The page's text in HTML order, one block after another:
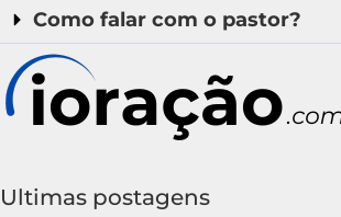
Como falar com o pastor?
Ultimas postagens